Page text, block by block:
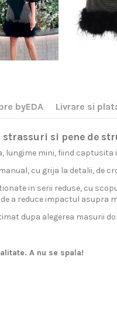
byEDA Livrare si
strassuri si pene de
lungime mini, fiind
cu grija la detalii, de
in serii reduse, cu
a reduce impactul asupra
dupa alegerea masurii
A nu se spala!
haine de cea mai buna